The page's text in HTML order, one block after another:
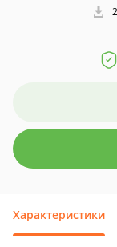
Характеристики